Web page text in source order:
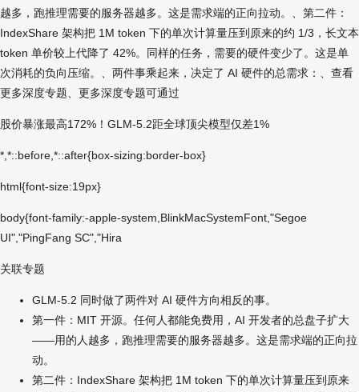
越多，跑推理需要的服务器越多。这是需求端的正向拉动。、第二件：
IndexShare 架构把 1M token 下的单次计算量压到原来的约 1/3，长文本
token 单价较上代降了 42%。同样的任务，需要的硬件变少了。这是单
次消耗的负向压缩。、两件事乘起来，决定了 AI 硬件的总需求：、查看
更多深度专题、更多深度专题可通过
股价暴涨最高172%！GLM-5.2距全球顶尖模型仅差1%
*,*::before,*::after{box-sizing:border-box}
html{font-size:19px}
body{font-family:-apple-system,BlinkMacSystemFont,"Segoe
UI","PingFang SC","Hira
关联专题
GLM-5.2 同时做了两件对 AI 硬件方向相反的事。
第一件：MIT 开源。任何人都能免费用，AI 开发者的总盘子扩大
——用的人越多，跑推理需要的服务器越多。这是需求端的正向拉
动。
第二件：IndexShare 架构把 1M token 下的单次计算量压到原来